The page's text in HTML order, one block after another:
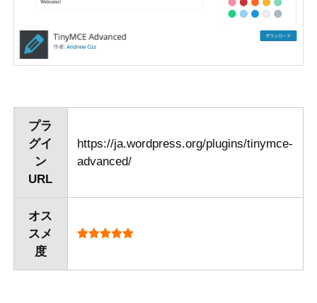
プラ
グイ
ン
URL
https://ja.wordpress.org/plugins/tinymce-
advanced/
オス
スメ
度